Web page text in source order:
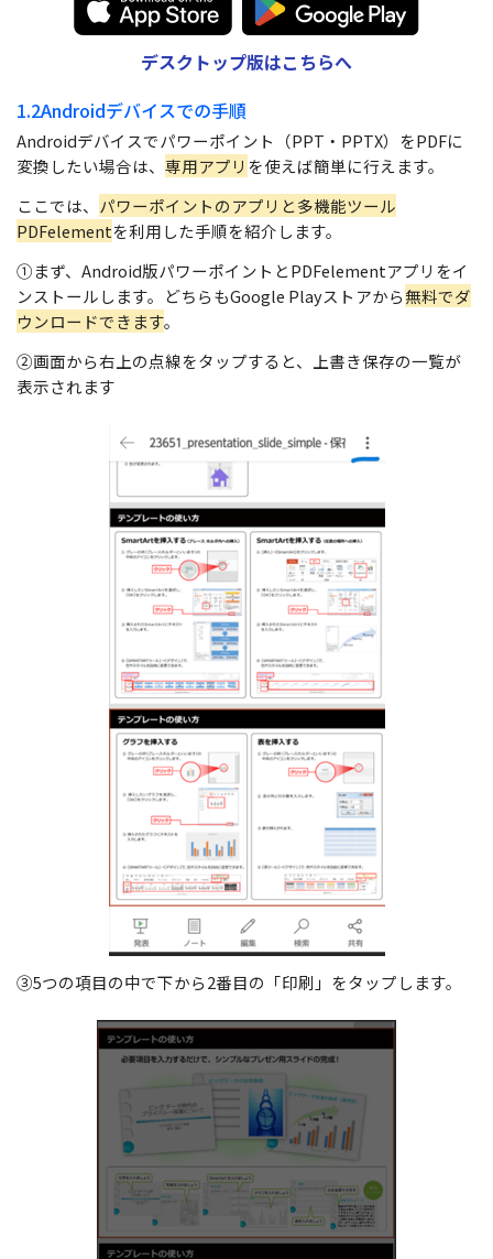
デスクトップ版はこちらへ
1.2Androidデバイスでの手順
Androidデバイスでパワーポイント（PPT・PPTX）をPDFに
変換したい場合は、 専用アプリ を使えば簡単に行えます。
ここでは、 パワーポイントのアプリと多機能ツール
PDFelementを利用した手順を紹介します。
①まず、Android版パワーポイントとPDFelementアプリをイ
ンストールします。どちらもGoogle Playストアから無料でダ
ウンロードできます。
②画面から右上の点線をタップすると、上書き保存の一覧が
表示されます
③5つの項目の中で下から2番目の「印刷」をタップします。